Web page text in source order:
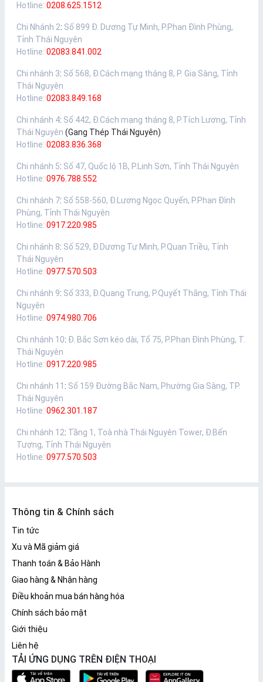
Hotline: 0208.625.1512
Chi Nhánh 2: Số 899 Đ. Dương Tự Minh, P.Phan Đình Phùng,
Tỉnh Thái Nguyên
Hotline: 02083.841.002
Chi nhánh 3: Số 568, Đ.Cách mạng tháng 8, P. Gia Sàng, Tỉnh
Thái Nguyên
Hotline: 02083.849.168
Chi nhánh 4: Số 442, Đ.Cách mạng tháng 8, P.Tích Lương, Tỉnh
Thái Nguyên (Gang Thép Thái Nguyên)
Hotline: 02083.836.368
Chi nhánh 5: Số 47, Quốc lộ 1B, P.Linh Sơn, Tỉnh Thái Nguyên
Hotline: 0976.788.552
Chi nhánh 7: Số 558-560, Đ.Lương Ngọc Quyến, P.Phan Đình
Phùng, Tỉnh Thái Nguyên
Hotline: 0917.220.985
Chi nhánh 8: Số 529, Đ.Dương Tự Minh, P.Quan Triều, Tỉnh
Thái Nguyên
Hotline: 0977.570.503
Chi nhánh 9: Số 333, Đ.Quang Trung, P.Quyết Thắng, Tỉnh Thái
Nguyên
Hotline: 0974.980.706
Chi nhánh 10: Đ. Bắc Sơn kéo dài, Tổ 75, P.Phan Đình Phùng, T.
Thái Nguyên
Hotline: 0917.220.985
Chi nhánh 11 : Số 159 Đường Bắc Nam, Phường Gia Sàng, TP.
Thái Nguyên
Hotline: 0962.301.187
Chi nhánh 12: Tầng 1, Toà nhà Thái Nguyên Tower, Đ.Bến
Tượng, Tỉnh Thái Nguyên
Hotline: 0977.570.503
Thông tin & Chính sách
Tin tức
Xu và Mã giảm giá
Thanh toán & Bảo Hành
Giao hàng & Nhận hàng
Điều khoản mua bán hàng hóa
Chính sách bảo mật
Giới thiệu
Liên hệ
TẢI ỨNG DỤNG TRÊN ĐIỆN THOẠI